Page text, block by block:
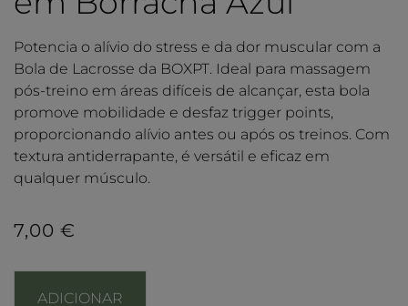
Potencia o alívio do stress e da dor muscular com a
Bola de Lacrosse da BOXPT. Ideal para massagem
pós-treino em áreas difíceis de alcançar, esta bola
promove mobilidade e desfaz trigger points,
proporcionando alívio antes ou após os treinos. Com
textura antiderrapante, é versátil e eficaz em
qualquer músculo.
7,00 €
ADICIONAR